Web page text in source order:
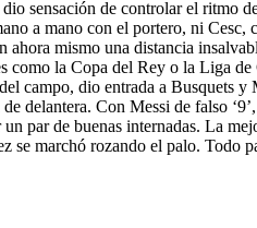
sensación de controlar el ritmo
a mano con el portero, ni
mismo una distancia
la Copa del Rey o la Liga
campo, dio entrada a Busquets
delantera. Con Messi de falso
de buenas internadas. La
marchó rozando el palo. Todo